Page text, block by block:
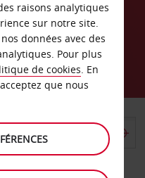
de retour
raisons analytiques
sur notre site.
données avec des
Pour plus
de cookies. En
que nous